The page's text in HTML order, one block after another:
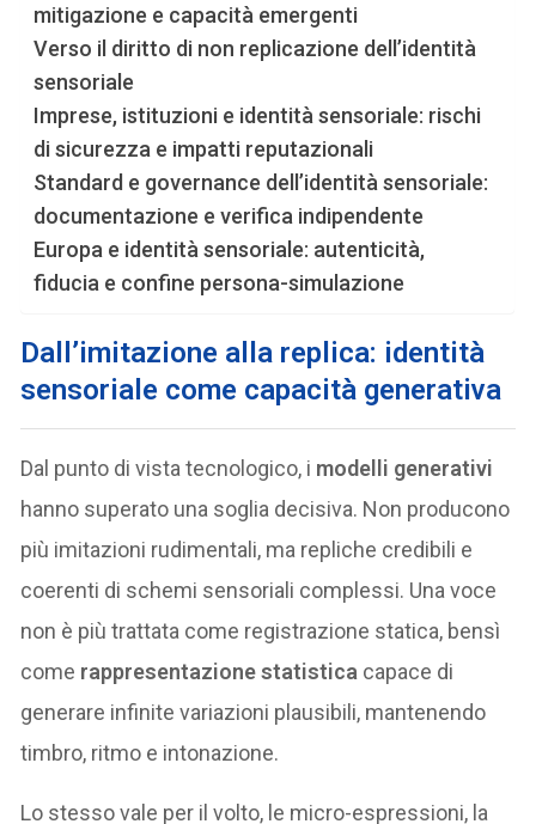
mitigazione e capacità emergenti
Verso il diritto di non replicazione dell’identità
sensoriale
Imprese, istituzioni e identità sensoriale: rischi
di sicurezza e impatti reputazionali
Standard e governance dell’identità sensoriale:
documentazione e verifica indipendente
Europa e identità sensoriale: autenticità,
fiducia e confine persona-simulazione
Dall’imitazione alla replica: identità
sensoriale come capacità generativa
Dal punto di vista tecnologico, i modelli generativi
hanno superato una soglia decisiva. Non producono
più imitazioni rudimentali, ma repliche credibili e
coerenti di schemi sensoriali complessi. Una voce
non è più trattata come registrazione statica, bensì
come rappresentazione statistica capace di
generare infinite variazioni plausibili, mantenendo
timbro, ritmo e intonazione.
Lo stesso vale per il volto, le micro-espressioni, la